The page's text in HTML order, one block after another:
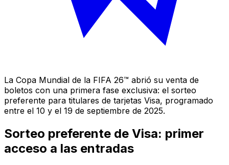
La Copa Mundial de la FIFA 26™ abrió su venta de
boletos con una primera fase exclusiva: el sorteo
preferente para titulares de tarjetas Visa, programado
entre el 10 y el 19 de septiembre de 2025.
Sorteo preferente de Visa: primer
acceso a las entradas